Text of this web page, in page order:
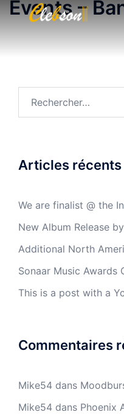
Events –
Articles récents
We are finalist @ the
New Album Release
Additional North
Sonaar Music Awards
This is a post with a
Commentaires
Mike54 dans
Mike54 dans Phoenix